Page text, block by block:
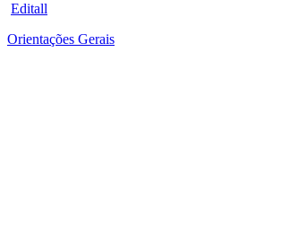
Editall
Orientações Gerais